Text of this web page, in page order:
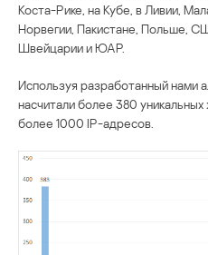
Коста-Рике, на Кубе, в Ливии,
Норвегии, Пакистане, Польше,
Швейцарии и ЮАР.
Используя разработанный нами
насчитали более 380
более 1000 IP-адресов.